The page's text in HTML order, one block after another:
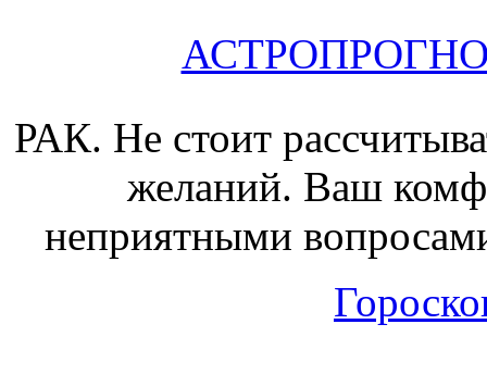
РАК. Не стоит
желаний. Ваш
неприятными